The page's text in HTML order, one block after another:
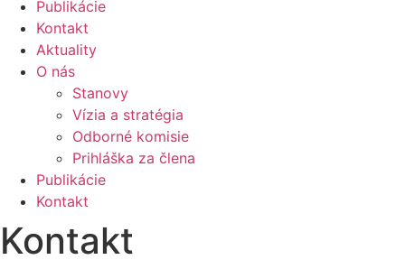
Publikácie
Kontakt
Aktuality
O nás
Stanovy
Vízia a stratégia
Odborné komisie
Prihláška za člena
Publikácie
Kontakt
Kontakt